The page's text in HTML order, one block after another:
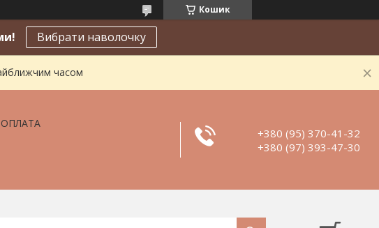
Кошик
Вибрати наволочку
часом
+380 (95) 370-41-32
+380 (97) 393-47-30